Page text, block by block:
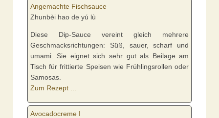
Angemachte Fischsauce
Zhunbèi hao de yú lù
Diese Dip-Sauce vereint gleich mehrere
Geschmacksrichtungen: Süß, sauer, scharf und
umami. Sie eignet sich sehr gut als Beilage am
Tisch für frittierte Speisen wie Frühlingsrollen oder
Samosas.
Zum Rezept ...
Avocadocreme I